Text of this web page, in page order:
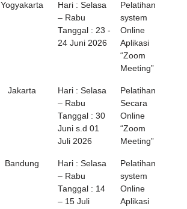
Yogyakarta
Hari : Selasa
– Rabu
Tanggal : 23 -
24 Juni 2026
Pelatihan
system
Online
Aplikasi
“Zoom
Meeting”
Jakarta
Hari : Selasa
– Rabu
Tanggal : 30
Juni s.d 01
Juli 2026
Pelatihan
Secara
Online
“Zoom
Meeting”
Bandung
Hari : Selasa
– Rabu
Tanggal : 14
– 15 Juli
Pelatihan
system
Online
Aplikasi